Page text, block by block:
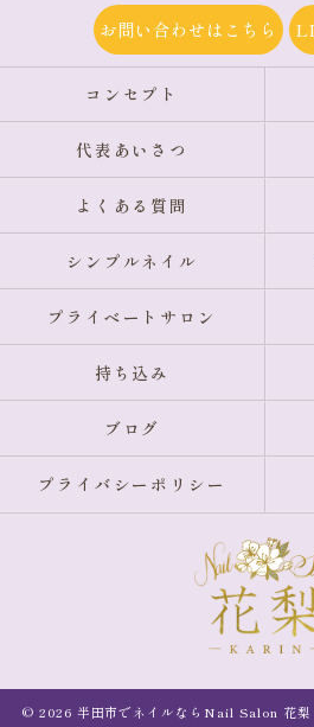
お問い合わせはこちら
コンセプト
代表あいさつ
よくある質問
シンプルネイル
プライベートサロン
持ち込み
ブログ
プライバシーポリシー
© 2026 半田市でネイルならNail Salon 花